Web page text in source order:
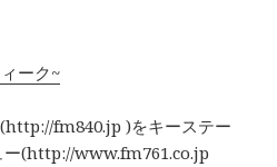
ーク~
fm840.jp )をキーステー
ー(http://www.fm761.co.jp